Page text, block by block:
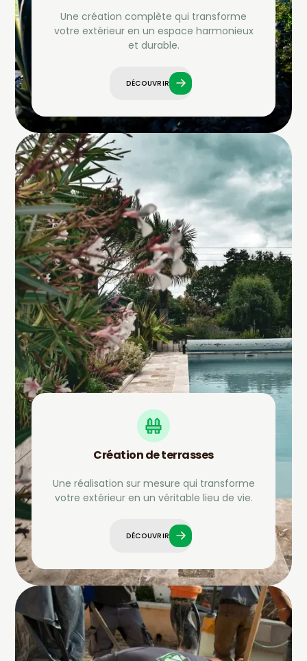
Une création complète qui transforme
votre extérieur en un espace harmonieux
et durable.
DÉCOUVRIR
Création de terrasses
Une réalisation sur mesure qui transforme
votre extérieur en un véritable lieu de vie.
DÉCOUVRIR